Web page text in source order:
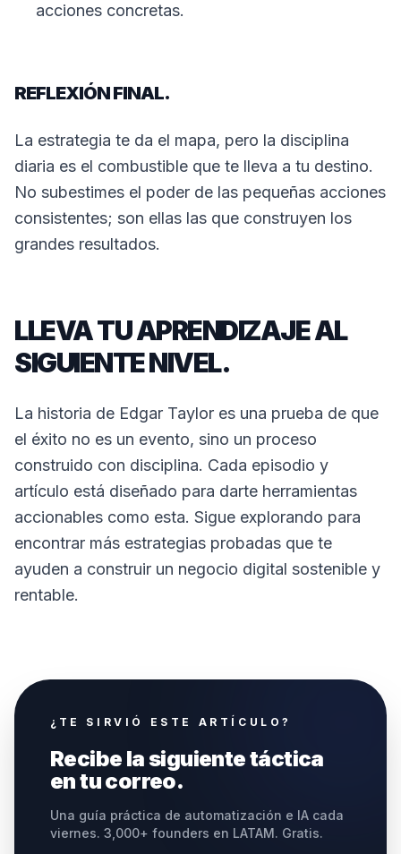
acciones concretas.
REFLEXIÓN FINAL.
La estrategia te da el mapa, pero la disciplina
diaria es el combustible que te lleva a tu destino.
No subestimes el poder de las pequeñas acciones
consistentes; son ellas las que construyen los
grandes resultados.
LLEVA TU APRENDIZAJE AL
SIGUIENTE NIVEL.
La historia de Edgar Taylor es una prueba de que
el éxito no es un evento, sino un proceso
construido con disciplina. Cada episodio y
artículo está diseñado para darte herramientas
accionables como esta. Sigue explorando para
encontrar más estrategias probadas que te
ayuden a construir un negocio digital sostenible y
rentable.
¿TE SIRVIÓ ESTE ARTÍCULO?
Recibe la siguiente táctica
en tu correo.
Una guía práctica de automatización e IA cada
viernes. 3,000+ founders en LATAM. Gratis.